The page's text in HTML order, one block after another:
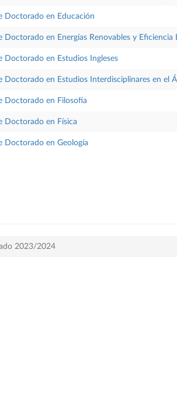
Doctorado en Educación
Doctorado en Energías Renovables y Eficiencia
Doctorado en Estudios Ingleses
Doctorado en Estudios Interdisciplinares en el
Doctorado en Filosofía
Doctorado en Física
Doctorado en Geología
2023/2024